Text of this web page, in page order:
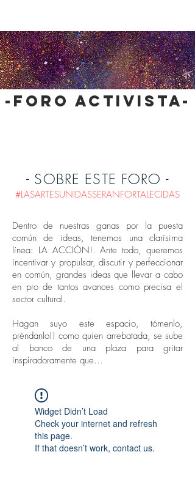
-foro activista-
- SOBRE ESTE FORO -
#LASARTESUNIDASSERANFORTALECIDAS
Dentro de nuestras ganas por la puesta
común de ideas, tenemos una clarísima
línea: LA ACCIÓN!. Ante todo, queremos
incentivar y propulsar, discutir y perfeccionar
en común, grandes ideas que llevar a cabo
en pro de tantos avances como precisa el
sector cultural.
Hagan suyo este espacio, tómenlo,
préndanlo!! como quien arrebatada, se sube
al banco de una plaza para gritar
inspiradoramente que...
Widget Didn’t Load
Check your internet and refresh
this page.
If that doesn’t work, contact us.